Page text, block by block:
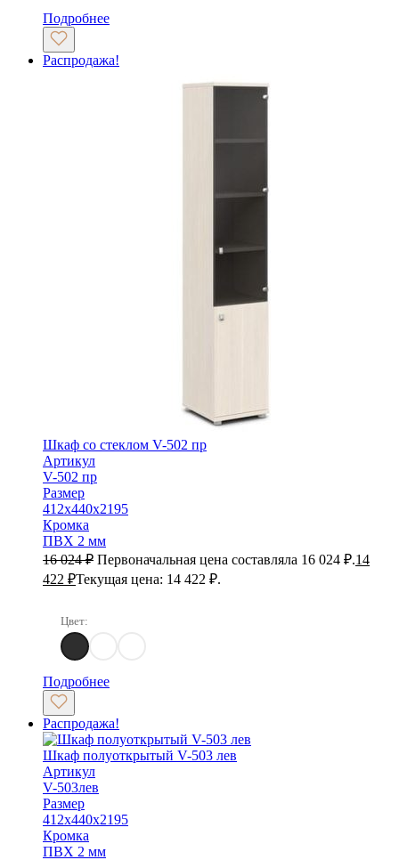
Подробнее
Распродажа!
Шкаф со стеклом V-502 пр
Артикул
V-502 пр
Размер
412х440х2195
Кромка
ПВХ 2 мм
16 024₽ Первоначальная цена составляла 16 024 ₽.14
422 ₽Текущая цена: 14 422 ₽.
Цвет:
Дуб Самдал
Подробнее
Распродажа!
Шкаф полуоткрытый V-503 лев
Артикул
V-503лев
Размер
412х440х2195
Кромка
ПВХ 2 мм